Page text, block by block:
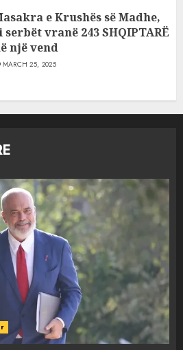
e Krushës së Madhe,
serbët vranë 243 SHQIPTARË
një vend
MARCH 25, 2025